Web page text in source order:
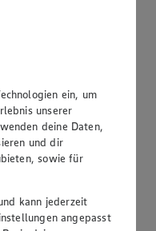
ein, um
unserer
deine Daten,
und dir
sowie für
kann jederzeit
angepasst